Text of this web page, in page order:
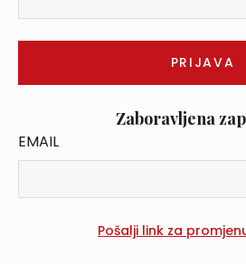
Zaboravljena
EMAIL